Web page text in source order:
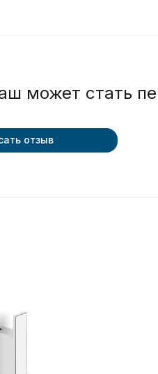
может стать
отзыв